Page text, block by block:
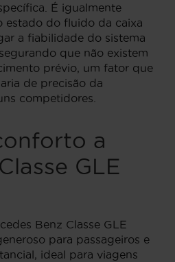
É igualmente
estado do fluido da caixa
a fiabilidade do sistema
que não existem
prévio, um fator que
de precisão da
competidores.
a
GLE
Benz Classe GLE
para passageiros e
ideal para viagens